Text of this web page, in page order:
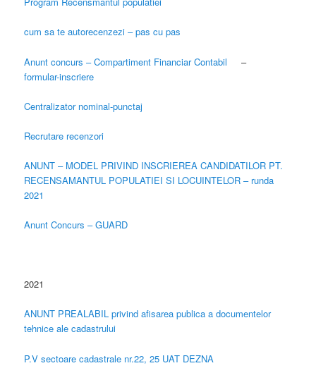
cum sa te autorecenzezi – pas cu pas
Anunt concurs – Compartiment Financiar Contabil –
formular-inscriere
Centralizator nominal-punctaj
Recrutare recenzori
ANUNT – MODEL PRIVIND INSCRIEREA CANDIDATILOR PT.
RECENSAMANTUL POPULATIEI SI LOCUINTELOR – runda
2021
Anunt Concurs – GUARD
2021
ANUNT PREALABIL privind afisarea publica a documentelor
tehnice ale cadastrului
P.V sectoare cadastrale nr.22, 25 UAT DEZNA